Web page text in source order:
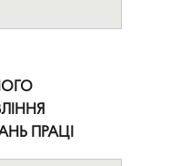
ПРАЦІ